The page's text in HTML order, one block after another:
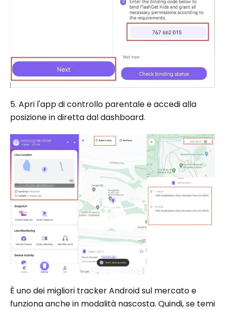
5. Apri l'app di controllo parentale e accedi alla
posizione in diretta dal dashboard.
È uno dei migliori tracker Android sul mercato e
funziona anche in modalità nascosta. Quindi, se temi